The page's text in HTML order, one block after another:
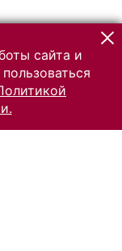
сайта и